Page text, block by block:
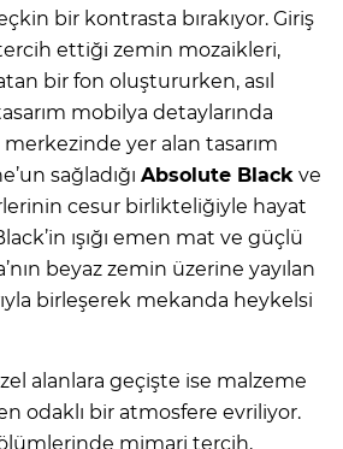
bir kontrasta bırakıyor. Giriş
ettiği zemin mozaikleri,
bir fon oluştururken, asıl
mobilya detaylarında
yer alan tasarım
sağladığı Absolute Black ve
cesur birlikteliğiyle hayat
ışığı emen mat ve güçlü
beyaz zemin üzerine yayılan
birleşerek mekanda heykelsi
alanlara geçişte ise malzeme
odaklı bir atmosfere evriliyor.
mimari tercih,